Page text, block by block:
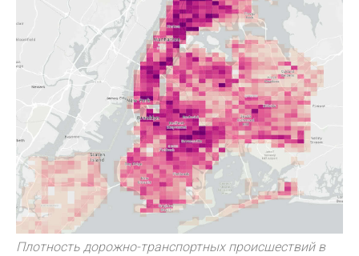
Плотность дорожно-транспортных происшествий в